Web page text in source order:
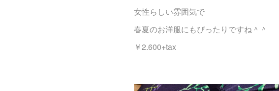
女性らしい雰囲気で
春夏のお洋服にもぴったりですね＾＾
￥2.600+tax